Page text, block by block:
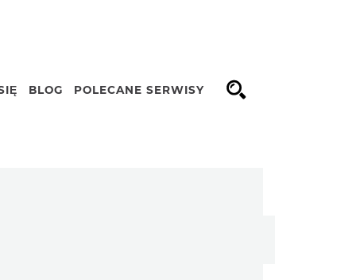
BLOG POLECANE SERWISY